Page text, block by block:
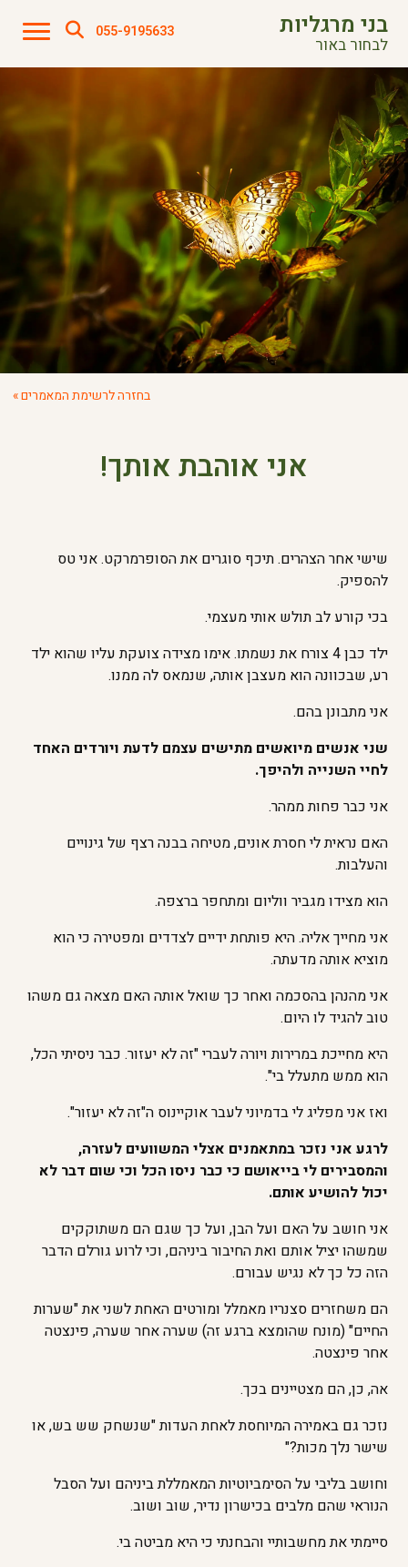
בני מרגליות
לבחור באור
055-9195633
בחזרה לרשימת המאמרים »
אני אוהבת אותך!
שישי אחר הצהרים. תיכף סוגרים את הסופרמרקט. אני טס
להספיק.
בכי קורע לב תולש אותי מעצמי.
ילד כבן 4 צורח את נשמתו. אימו מצידה צועקת עליו שהוא ילד
רע, שבכוונה הוא מעצבן אותה, שנמאס לה ממנו.
אני מתבונן בהם.
שני אנשים מיואשים מתישים עצמם לדעת ויורדים האחד
לחיי השנייה ולהיפך.
אני כבר פחות ממהר.
האם נראית לי חסרת אונים, מטיחה בבנה רצף של גינויים
והעלבות.
הוא מצידו מגביר ווליום ומתחפר ברצפה.
אני מחייך אליה. היא פותחת ידיים לצדדים ומפטירה כי הוא
מוציא אותה מדעתה.
אני מהנהן בהסכמה ואחר כך שואל אותה האם מצאה גם משהו
טוב להגיד לו היום.
היא מחייכת במרירות ויורה לעברי "זה לא יעזור. כבר ניסיתי הכל,
הוא ממש מתעלל בי".
ואז אני מפליג לי בדמיוני לעבר אוקיינוס ה"זה לא יעזור".
לרגע אני נזכר במתאמנים אצלי המשוועים לעזרה,
והמסבירים לי בייאושם כי כבר ניסו הכל וכי שום דבר לא
יכול להושיע אותם.
אני חושב על האם ועל הבן, ועל כך שגם הם משתוקקים
שמשהו יציל אותם ואת החיבור ביניהם, וכי לרוע גורלם הדבר
הזה כל כך לא נגיש עבורם.
הם משחזרים סצנריו מאמלל ומורטים האחת לשני את "שערות
החיים" (מונח שהומצא ברגע זה) שערה אחר שערה, פינצטה
אחר פינצטה.
אה, כן, הם מצטיינים בכך.
נזכר גם באמירה המיוחסת לאחת העדות "שנשחק שש בש, או
שישר נלך מכות?"
וחושב בליבי על הסימביוטיות המאמללת ביניהם ועל הסבל
הנוראי שהם מלבים בכישרון נדיר, שוב ושוב.
סיימתי את מחשבותיי והבחנתי כי היא מביטה בי.